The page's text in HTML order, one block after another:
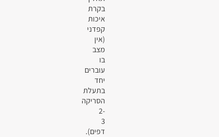
בקרת
איכות
קפדני
(אין
מצב
בו
עוברים
יחד
בתעלת
הסריקה
2-
3
דפים).